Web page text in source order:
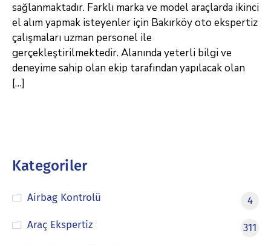
sağlanmaktadır. Farklı marka ve model araçlarda ikinci
el alım yapmak isteyenler için Bakırköy oto ekspertiz
çalışmaları uzman personel ile
gerçekleştirilmektedir. Alanında yeterli bilgi ve
deneyime sahip olan ekip tarafından yapılacak olan
[…]
Kategoriler
Airbag Kontrolü
4
Araç Ekspertiz
311